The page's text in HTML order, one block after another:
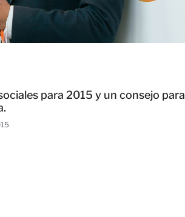
para 2015 y un consejo para